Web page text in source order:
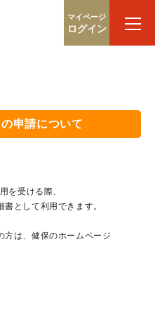
マイページ
ログイン
申請について
を受ける際、
書として利用できます。
方は、健保のホームページ